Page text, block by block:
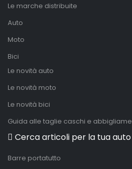
Le marche distribuite
Auto
Moto
Bici
Le novità auto
Le novità moto
Le novità bici
Guida alle taglie caschi e
Cerca articoli per la tua auto
Barre portatutto